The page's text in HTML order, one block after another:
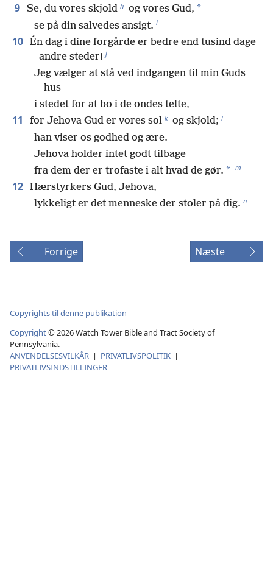
9 Se, du vores skjold h og vores Gud, *
se på din salvedes ansigt. i
10 Én dag i dine forgårde er bedre end tusind dage
andre steder! j
Jeg vælger at stå ved indgangen til min Guds
hus
i stedet for at bo i de ondes telte,
11 for Jehova Gud er vores sol k og skjold; l
han viser os godhed og ære.
Jehova holder intet godt tilbage
fra dem der er trofaste i alt hvad de gør. * m
12 Hærstyrkers Gud, Jehova,
lykkeligt er det menneske der stoler på dig. n
Forrige Næste
Copyrights til denne publikation
Copyright©2026Watch Tower Bible and Tract Society of
Pennsylvania.
ANVENDELSESVILKÅR | PRIVATLIVSPOLITIK |
PRIVATLIVSINDSTILLINGER